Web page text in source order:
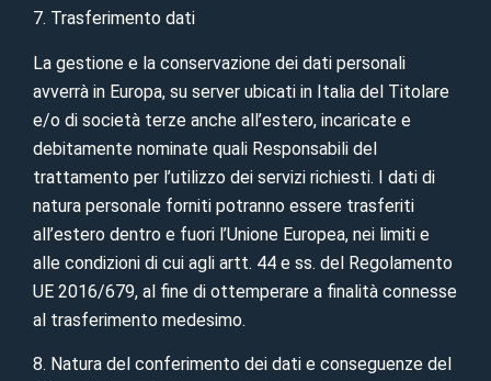
7. Trasferimento dati
La gestione e la conservazione dei dati personali
avverrà in Europa, su server ubicati in Italia del Titolare
e/o di società terze anche all’estero, incaricate e
debitamente nominate quali Responsabili del
trattamento per l’utilizzo dei servizi richiesti. I dati di
natura personale forniti potranno essere trasferiti
all’estero dentro e fuori l’Unione Europea, nei limiti e
alle condizioni di cui agli artt. 44 e ss. del Regolamento
UE 2016/679, al fine di ottemperare a finalità connesse
al trasferimento medesimo.
8. Natura del conferimento dei dati e conseguenze del